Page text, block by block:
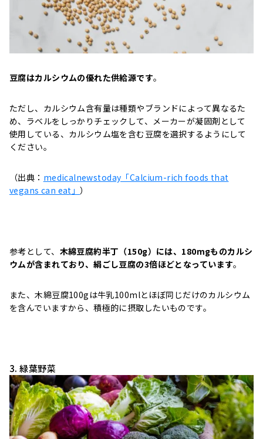
豆腐はカルシウムの優れた供給源です。
ただし、カルシウム含有量は種類やブランドによって異なるた
め、ラベルをしっかりチェックして、メーカーが凝固剤として
使用している、カルシウム塩を含む豆腐を選択するようにして
ください。
（出典： medicalnewstoday「Calcium-rich foods that
vegans can eat」）
参考として、 木綿豆腐約半丁（150g）には、180mgものカルシ
ウムが含まれており、絹ごし豆腐の3倍ほどとなっています。
また、木綿豆腐100gは牛乳100mlとほぼ同じだけのカルシウム
を含んでいますから、積極的に摂取したいものです。
3. 緑葉野菜